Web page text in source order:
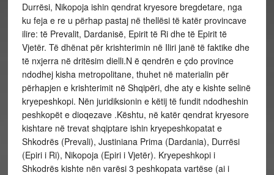
Durrësi, Nikopoja ishin qendrat kryesore bregdetare, nga
ku feja e re u përhap pastaj në thellësi të katër provincave
ilire: të Prevalit, Dardanisë, Epirit të Ri dhe të Epirit të
Vjetër. Të dhënat për krishterimin në Iliri janë të faktike dhe
të nxjerra në dritësim dielli.N ë qendrën e çdo province
ndodhej kisha metropolitane, thuhet në materialin për
përhapjen e krishterimit në Shqipëri, dhe aty e kishte selinë
kryepeshkopi. Nën juridiksionin e këtij të fundit ndodheshin
peshkopët e dioqezave .Kështu, në katër qendrat kryesore
kishtare në trevat shqiptare ishin kryepeshkopatat e
Shkodrës (Prevali), Justiniana Prima (Dardania), Durrësi
(Epiri i Ri), Nikopoja (Epiri i Vjetër). Kryepeshkopi i
Shkodrës kishte nën varësi 3 peshkopata vartëse (ai i